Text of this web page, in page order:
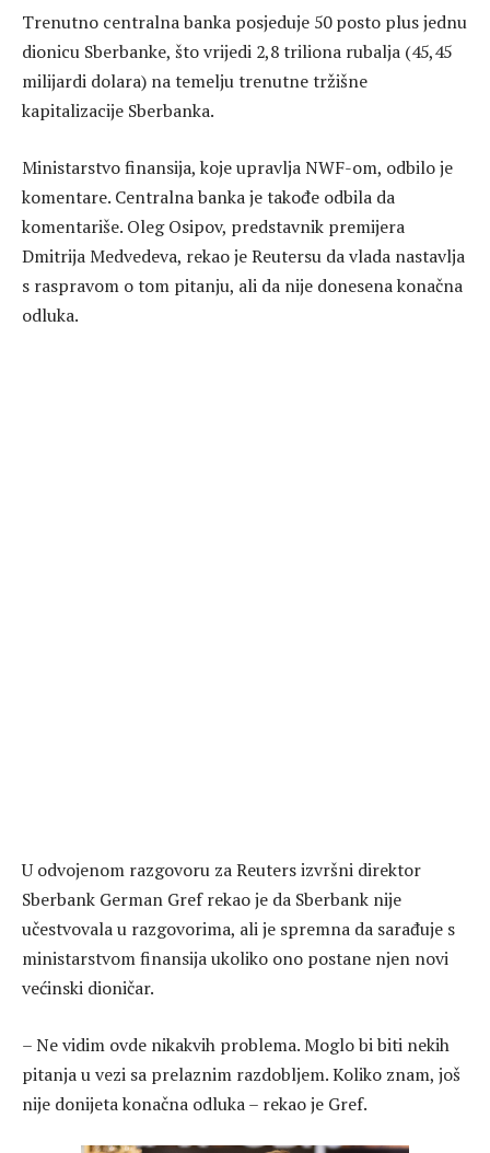
Trenutno centralna banka posjeduje 50 posto plus jednu
dionicu Sberbanke, što vrijedi 2,8 triliona rubalja (45,45
milijardi dolara) na temelju trenutne tržišne
kapitalizacije Sberbanka.
Ministarstvo finansija, koje upravlja NWF-om, odbilo je
komentare. Centralna banka je takođe odbila da
komentariše. Oleg Osipov, predstavnik premijera
Dmitrija Medvedeva, rekao je Reutersu da vlada nastavlja
s raspravom o tom pitanju, ali da nije donesena konačna
odluka.
U odvojenom razgovoru za Reuters izvršni direktor
Sberbank German Gref rekao je da Sberbank nije
učestvovala u razgovorima, ali je spremna da sarađuje s
ministarstvom finansija ukoliko ono postane njen novi
većinski dioničar.
– Ne vidim ovde nikakvih problema. Moglo bi biti nekih
pitanja u vezi sa prelaznim razdobljem. Koliko znam, još
nije donijeta konačna odluka – rekao je Gref.